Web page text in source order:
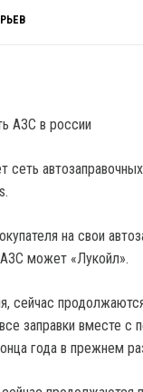
сеть
на свои
может «Лукойл».
сейчас
заправки вместе
года в прежнем